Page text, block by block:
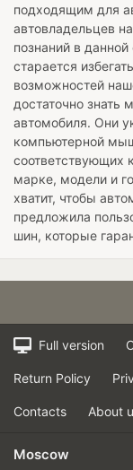
подходящим для
автовладельцев
познаний в
старается
возможностей
достаточно знать
автомобиля. Они
компьютерной
соответствующих
марке, модели и
хватит, чтобы
предложила
шин, которые
Full version
Return Policy
Contacts About
Moscow